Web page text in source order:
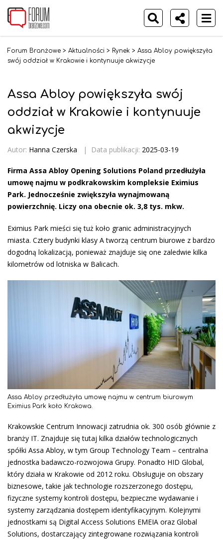
Forum Branżowe > Aktualności > Rynek > Assa Abloy powiększyła
swój oddział w Krakowie i kontynuuje akwizycje
Assa Abloy powiększyła swój
oddział w Krakowie i kontynuuje
akwizycje
Autor: Hanna Czerska | Data publikacji: 2025-03-19
Firma Assa Abloy Opening Solutions Poland przedłużyła
umowę najmu w podkrakowskim kompleksie Eximius
Park. Jednocześnie zwiększyła wynajmowaną
powierzchnię. Liczy ona obecnie ok. 3,8 tys. mkw.
Eximius Park mieści się tuż koło granic administracyjnych
miasta. Cztery budynki klasy A tworzą centrum biurowe z bardzo
dogodną lokalizacją, ponieważ znajduje się one zaledwie kilka
kilometrów od lotniska w Balicach.
Assa Abloy przedłużyła umowę najmu w centrum biurowym
Eximius Park koło Krakowa.
Krakowskie Centrum Innowacji zatrudnia ok. 300 osób głównie z
branży IT. Znajduje się tutaj kilka działów technologicznych
spółki Assa Abloy, w tym Group Technology Team – centralna
jednostka badawczo-rozwojowa Grupy. Ponadto HID Global,
który działa w Krakowie od 2012 roku. Obsługuje on obszary
biznesowe, takie jak technologie rozszerzonego dostępu,
fizyczne systemy kontroli dostępu, bezpieczne wydawanie i
systemy zarządzania dostępem identyfikacyjnym. Kolejnymi
jednostkami są Digital Access Solutions EMEIA oraz Global
Solutions, dostarczający zintegrowane rozwiązania kontroli